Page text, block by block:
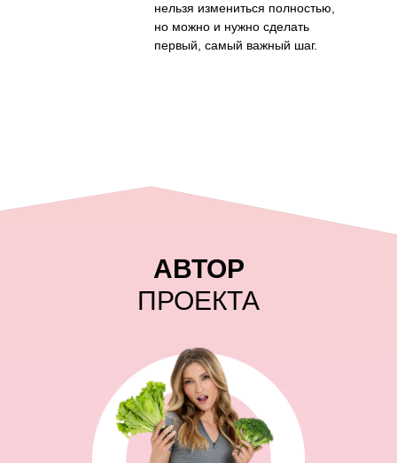
нельзя измениться полностью,
но можно и нужно сделать
первый, самый важный шаг.
АВТОР
ПРОЕКТА